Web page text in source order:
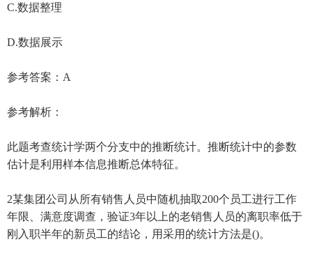
C.数据整理
D.数据展示
参考答案：A
参考解析：
此题考查统计学两个分支中的推断统计。推断统计中的参数
估计是利用样本信息推断总体特征。
2某集团公司从所有销售人员中随机抽取200个员工进行工作
年限、满意度调查，验证3年以上的老销售人员的离职率低于
刚入职半年的新员工的结论，用采用的统计方法是()。